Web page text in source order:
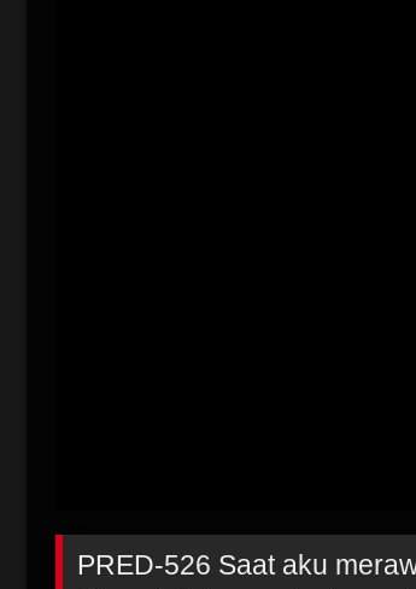
PRED-526 Saat aku